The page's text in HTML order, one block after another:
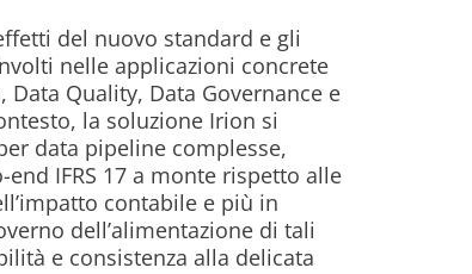
del nuovo standard e gli
nelle applicazioni concrete
Quality, Data Governance e
la soluzione Irion si
data pipeline complesse,
IFRS 17 a monte rispetto alle
contabile e più in
dell’alimentazione di tali
e consistenza alla delicata